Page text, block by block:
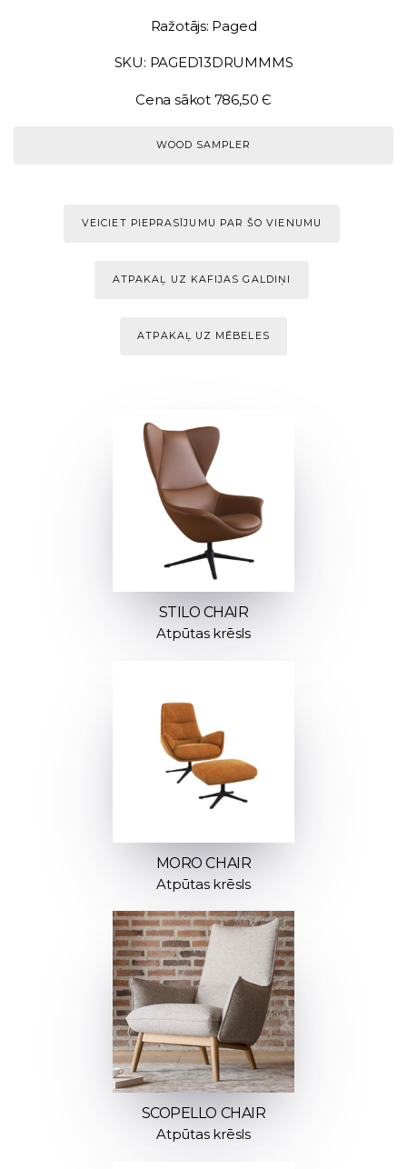
Ražotājs: Paged
SKU: PAGED13DRUMMMS
Cena sākot 786,50 Є
WOOD SAMPLER
VEICIET PIEPRASĪJUMU PAR ŠO VIENUMU
ATPAKAĻ UZ KAFIJAS GALDIŅI
ATPAKAĻ UZ MĒBELES
STILO CHAIR
Atpūtas krēsls
MORO CHAIR
Atpūtas krēsls
SCOPELLO CHAIR
Atpūtas krēsls